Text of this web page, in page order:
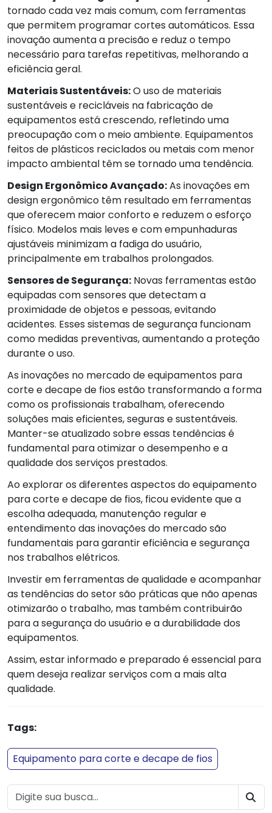
tornado cada vez mais comum, com ferramentas
que permitem programar cortes automáticos. Essa
inovação aumenta a precisão e reduz o tempo
necessário para tarefas repetitivas, melhorando a
eficiência geral.
Materiais Sustentáveis:O uso de materiais
sustentáveis e recicláveis na fabricação de
equipamentos está crescendo, refletindo uma
preocupação com o meio ambiente. Equipamentos
feitos de plásticos reciclados ou metais com menor
impacto ambiental têm se tornado uma tendência.
Design Ergonômico Avançado:As inovações em
design ergonômico têm resultado em ferramentas
que oferecem maior conforto e reduzem o esforço
físico. Modelos mais leves e com empunhaduras
ajustáveis minimizam a fadiga do usuário,
principalmente em trabalhos prolongados.
Sensores de Segurança: Novas ferramentas estão
equipadas com sensores que detectam a
proximidade de objetos e pessoas, evitando
acidentes. Esses sistemas de segurança funcionam
como medidas preventivas, aumentando a proteção
durante o uso.
As inovações no mercado de equipamentos para
corte e decape de fios estão transformando a forma
como os profissionais trabalham, oferecendo
soluções mais eficientes, seguras e sustentáveis.
Manter-se atualizado sobre essas tendências é
fundamental para otimizar o desempenho e a
qualidade dos serviços prestados.
Ao explorar os diferentes aspectos do equipamento
para corte e decape de fios, ficou evidente que a
escolha adequada, manutenção regular e
entendimento das inovações do mercado são
fundamentais para garantir eficiência e segurança
nos trabalhos elétricos.
Investir em ferramentas de qualidade e acompanhar
as tendências do setor são práticas que não apenas
otimizarão o trabalho, mas também contribuirão
para a segurança do usuário e a durabilidade dos
equipamentos.
Assim, estar informado e preparado é essencial para
quem deseja realizar serviços com a mais alta
qualidade.
Tags:
Equipamento para corte e decape de fios